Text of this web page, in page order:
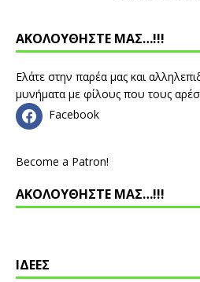
ΑΚΟΛΟΥΘΗΣΤΕ ΜΑΣ…!!!
Ελάτε στην παρέα μας και
μυνήματα με φίλους που τους
Facebook
Become a Patron!
ΑΚΟΛΟΥΘΗΣΤΕ ΜΑΣ…!!!
ΙΔΕΕΣ